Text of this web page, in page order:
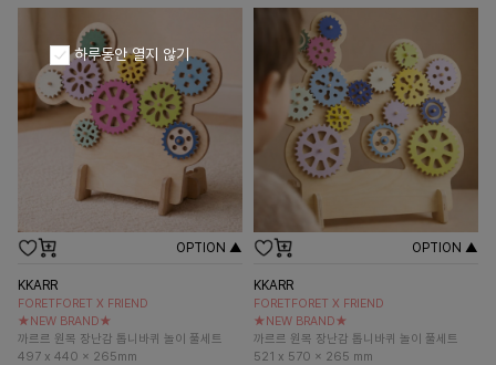
OPTION ▲
KKARR
FORETFORET X FRIEND
★NEW BRAND★
까르르 원목 장난감 톱니바퀴 놀이 풀세트
497 x 440 x 265mm
OPTION ▲
KKARR
FORETFORET X FRIEND
★NEW BRAND★
까르르 원목 장난감 톱니바퀴 놀이 풀세트
521 x 570 x 265 mm
하루동안 열지 않기